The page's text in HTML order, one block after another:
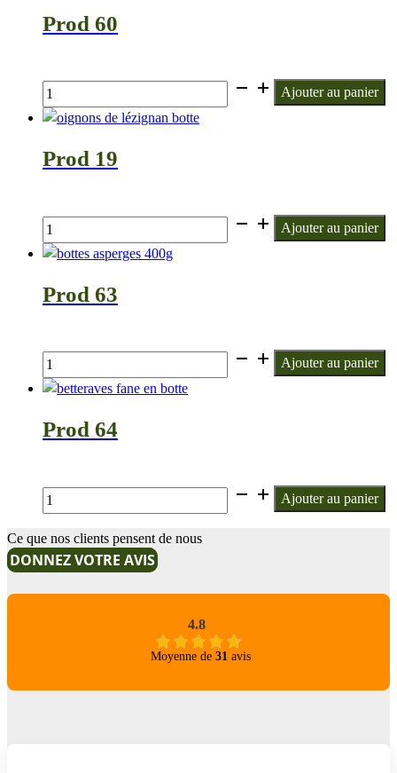
Prod 60
quantité
de
Prod
60
Ajouter au panier
Prod 19
quantité
de
Prod
19
Ajouter au panier
Prod 63
quantité
de
Prod
63
Ajouter au panier
Prod 64
quantité
de
Prod
64
Ajouter au panier
Ce que nos clients pensent de nous
DONNEZ VOTRE AVIS
4.8
Moyenne de 31 avis